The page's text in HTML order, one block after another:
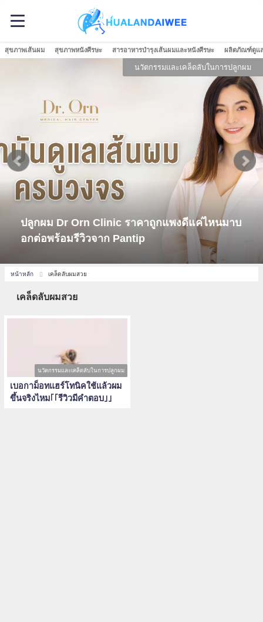
สุขภาพเส้นผม สุขภาพหนังศีรษะ สารอาหารบำรุงเส้นผมและหนังศีรษะ ผลิตภัณฑ์ดูแล
นวัตกรรมและเคล็ดลับในการปลูกผม
ปลูกผม Dr Orn Clinic ราคาถูกแพงดีแค่ไหนมาบ
อกต่อพร้อมรีวิวจาก Pantip
หน้าหลัก เคล็ดลับผมสวย
เคล็ดลับผมสวย
นวัตกรรมและเคล็ดลับในการปลูกผม
เบอกาม็อทแฮร์โทนิคใช้แล้วผม
ขึ้นจริงไหม｢｢รีวิวมีคำตอบ｣｣